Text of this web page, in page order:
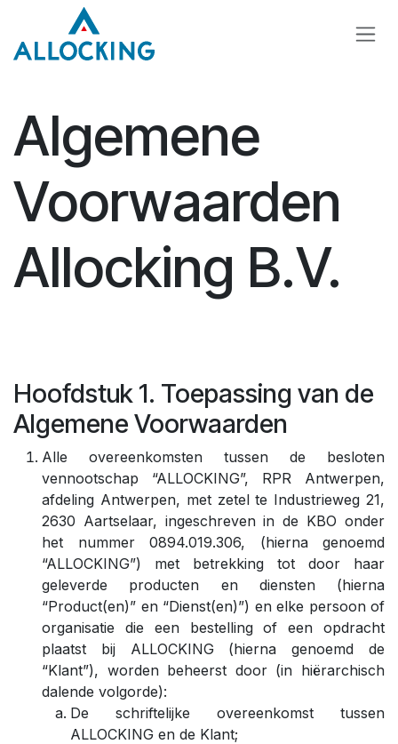
Overslaan naar inhoud
Algemene
Voorwaarden
Allocking B.V.
Hoofdstuk 1. Toepassing van de
Algemene Voorwaarden
Alle overeenkomsten tussen de besloten
vennootschap “ALLOCKING”, RPR Antwerpen,
afdeling Antwerpen, met zetel te Industrieweg 21,
2630 Aartselaar, ingeschreven in de KBO onder
het nummer 0894.019.306, (hierna genoemd
“ALLOCKING”) met betrekking tot door haar
geleverde producten en diensten (hierna
“Product(en)” en “Dienst(en)”) en elke persoon of
organisatie die een bestelling of een opdracht
plaatst bij ALLOCKING (hierna genoemd de
“Klant”), worden beheerst door (in hiërarchisch
dalende volgorde):
De schriftelijke overeenkomst tussen
ALLOCKING en de Klant;